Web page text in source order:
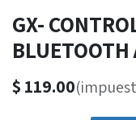
GX-
BLUETOOTH
$ 119.00